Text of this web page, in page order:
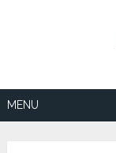
MENU